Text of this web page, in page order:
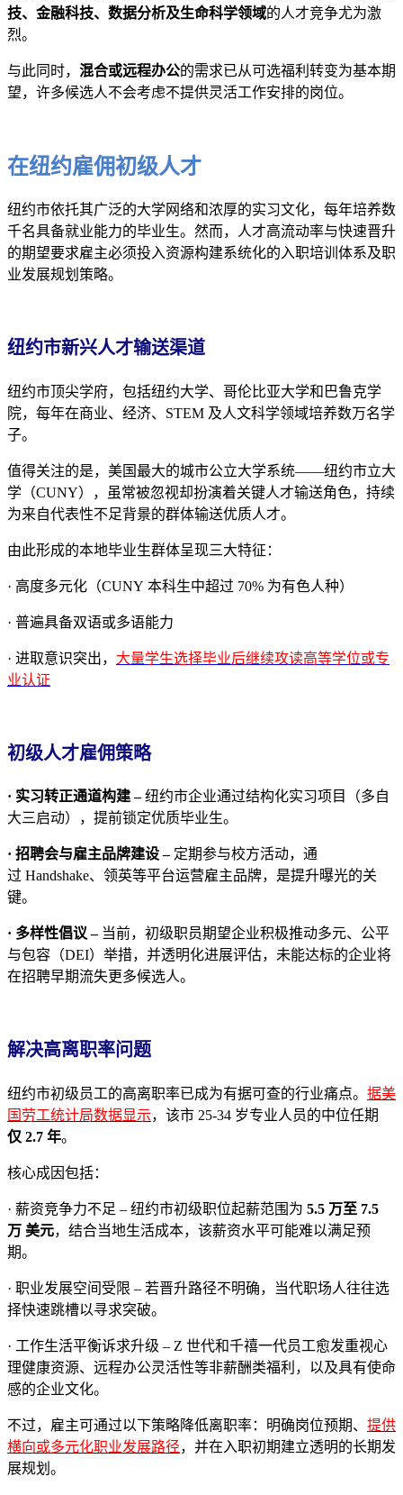
技、金融科技、数据分析及生命科学领域的人才竞争尤为激
烈。
与此同时， 混合或远程办公的需求已从可选福利转变为基本期
望，许多候选人不会考虑不提供灵活工作安排的岗位。
在纽约雇佣初级人才
纽约市依托其广泛的大学网络和浓厚的实习文化，每年培养数
千名具备就业能力的毕业生。然而，人才高流动率与快速晋升
的期望要求雇主必须投入资源构建系统化的入职培训体系及职
业发展规划策略。
纽约市新兴人才输送渠道
纽约市顶尖学府，包括纽约大学、哥伦比亚大学和巴鲁克学
院，每年在商业、经济、STEM 及人文科学领域培养数万名学
子。
值得关注的是，美国最大的城市公立大学系统——纽约市立大
学（CUNY），虽常被忽视却扮演着关键人才输送角色，持续
为来自代表性不足背景的群体输送优质人才。
由此形成的本地毕业生群体呈现三大特征：
· 高度多元化（CUNY 本科生中超过 70% 为有色人种）
· 普遍具备双语或多语能力
· 进取意识突出， 大量学生选择毕业后继续攻读高等学位或专
业认证
初级人才雇佣策略
· 实习转正通道构建 –纽约市企业通过结构化实习项目（多自
大三启动），提前锁定优质毕业生。
· 招聘会与雇主品牌建设 – 定期参与校方活动，通
过 Handshake、领英等平台运营雇主品牌，是提升曝光的关
键。
· 多样性倡议 – 当前，初级职员期望企业积极推动多元、公平
与包容（DEI）举措，并透明化进展评估，未能达标的企业将
在招聘早期流失更多候选人。
解决高离职率问题
纽约市初级员工的高离职率已成为有据可查的行业痛点。 据美
国劳工统计局数据显示，该市 25-34 岁专业人员的中位任期
仅 2.7 年。
核心成因包括：
· 薪资竞争力不足 – 纽约市初级职位起薪范围为 5.5 万至 7.5
万 美元，结合当地生活成本，该薪资水平可能难以满足预
期。
· 职业发展空间受限 – 若晋升路径不明确，当代职场人往往选
择快速跳槽以寻求突破。
· 工作生活平衡诉求升级 – Z 世代和千禧一代员工愈发重视心
理健康资源、远程办公灵活性等非薪酬类福利，以及具有使命
感的企业文化。
不过，雇主可通过以下策略降低离职率：明确岗位预期、 提供
横向或多元化职业发展路径，并在入职初期建立透明的长期发
展规划。